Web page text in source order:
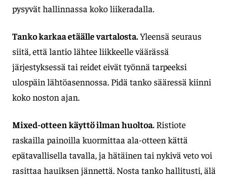
pysyvät hallinnassa koko liikeradalla.
Tanko karkaa etäälle vartalosta.Yleensä seuraus
siitä, että lantio lähtee liikkeelle väärässä
järjestyksessä tai reidet eivät työnnä tarpeeksi
ulospäin lähtöasennossa. Pidä tanko sääressä kiinni
koko noston ajan.
Mixed-otteen käyttö ilman huoltoa. Ristiote
raskailla painoilla kuormittaa ala-otteen kättä
epätavallisella tavalla, ja hätäinen tai nykivä veto voi
rasittaa hauiksen jännettä. Nosta tanko hallitusti, älä